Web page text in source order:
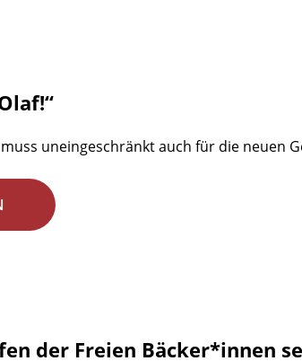
uneingeschränkt auch für die neuen
der Freien Bäcker*innen